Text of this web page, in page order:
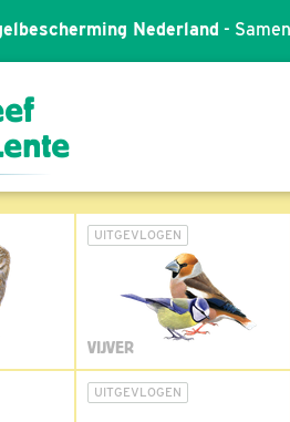
Nederland -
UITGEVLOGEN
VIJVER
UITGEVLOGEN